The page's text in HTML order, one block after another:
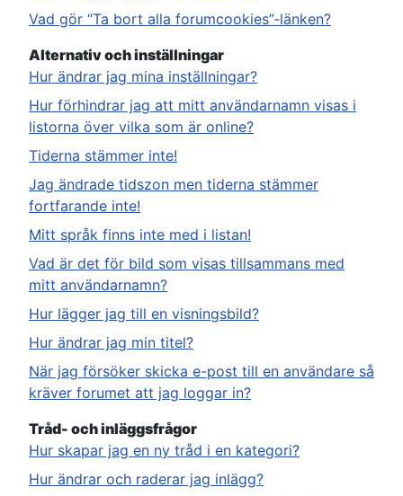
Vad gör “Ta bort alla forumcookies”-länken?
Alternativ och inställningar
Hur ändrar jag mina inställningar?
Hur förhindrar jag att mitt användarnamn visas i
listorna över vilka som är online?
Tiderna stämmer inte!
Jag ändrade tidszon men tiderna stämmer
fortfarande inte!
Mitt språk finns inte med i listan!
Vad är det för bild som visas tillsammans med
mitt användarnamn?
Hur lägger jag till en visningsbild?
Hur ändrar jag min titel?
När jag försöker skicka e-post till en användare så
kräver forumet att jag loggar in?
Tråd- och inläggsfrågor
Hur skapar jag en ny tråd i en kategori?
Hur ändrar och raderar jag inlägg?